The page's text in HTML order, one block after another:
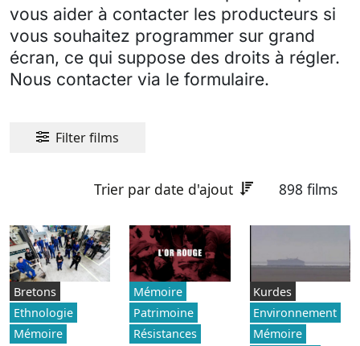
vous aider à contacter les producteurs si
vous souhaitez programmer sur grand
écran, ce qui suppose des droits à régler.
Nous contacter via le formulaire.
Filter films
Trier par date d'ajout 898 films
Bretons
Ethnologie
Mémoire
Mémoire
Patrimoine
Résistances
Kurdes
Environnement
Mémoire